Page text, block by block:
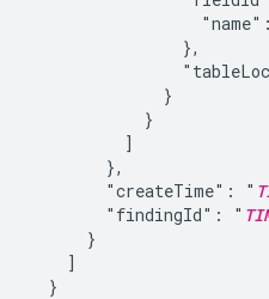
                },
              }
            }
          ]
        },
        "createTime": "
        "findingId": "
      }
    ]
  }